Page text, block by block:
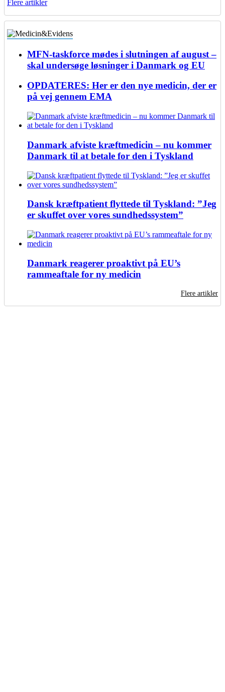
Flere artikler
MFN-taskforce mødes i slutningen af august –
skal undersøge løsninger i Danmark og EU
OPDATERES: Her er den nye medicin, der er
på vej gennem EMA
Danmark afviste kræftmedicin – nu kommer
Danmark til at betale for den i Tyskland
Dansk kræftpatient flyttede til Tyskland: ”Jeg
er skuffet over vores sundhedssystem”
Danmark reagerer proaktivt på EU’s
rammeaftale for ny medicin
Flere artikler